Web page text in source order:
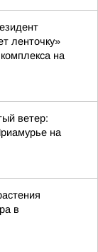
ленточку»
на
ветер:
на
в